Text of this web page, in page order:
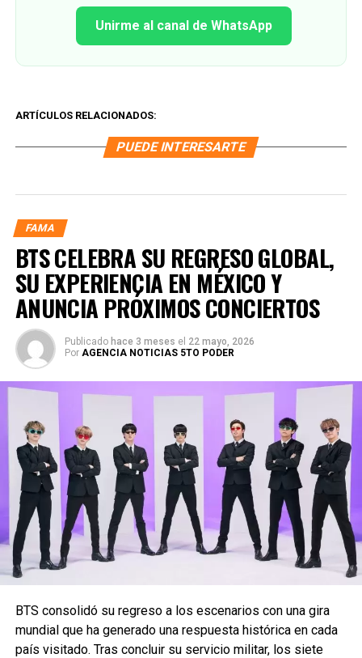
Unirme al canal de WhatsApp
ARTÍCULOS RELACIONADOS:
PUEDE INTERESARTE
FAMA
BTS CELEBRA SU REGRESO GLOBAL,
SU EXPERIENCIA EN MÉXICO Y
ANUNCIA PRÓXIMOS CONCIERTOS
Publicado hace 3 meses el 22 mayo, 2026
Por AGENCIA NOTICIAS 5TO PODER
BTS consolidó su regreso a los escenarios con una gira
mundial que ha generado una respuesta histórica en cada
país visitado. Tras concluir su servicio militar, los siete